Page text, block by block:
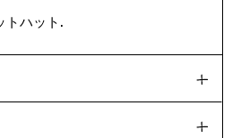
トハット.